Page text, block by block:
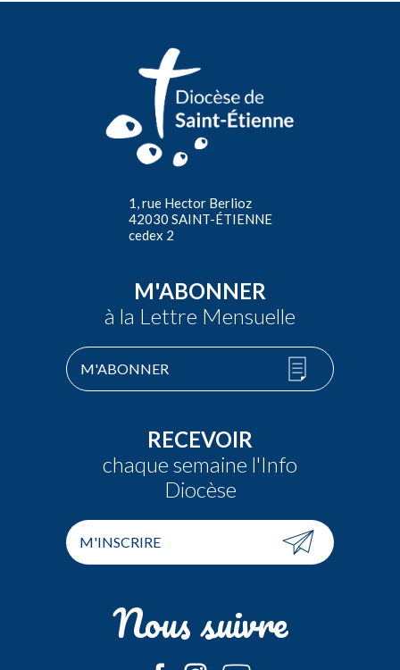
1, rue Hector Berlioz
42030 SAINT-ÉTIENNE
cedex 2
M'ABONNER
à la Lettre Mensuelle
M'ABONNER
RECEVOIR
chaque semaine l'Info
Diocèse
M'INSCRIRE
Nous suivre